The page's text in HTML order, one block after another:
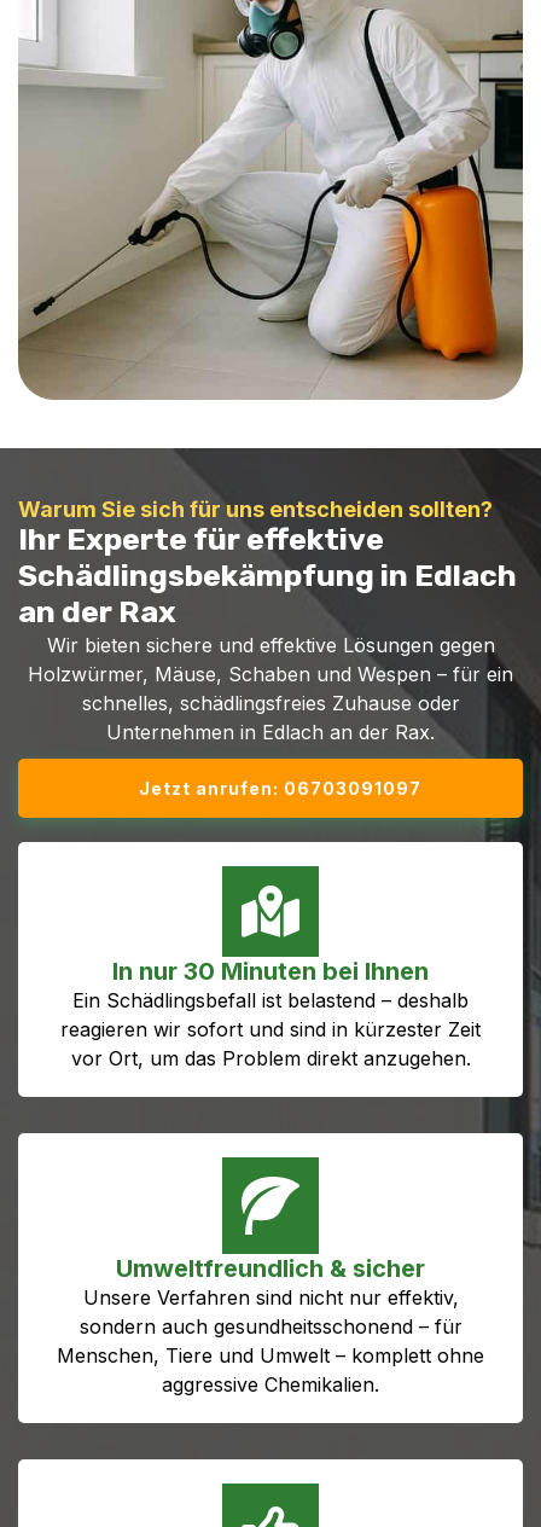
Warum Sie sich für uns entscheiden sollten?
Ihr Experte für effektive
Schädlingsbekämpfung in Edlach
an der Rax
Wir bieten sichere und effektive Lösungen gegen
Holzwürmer, Mäuse, Schaben und Wespen – für ein
schnelles, schädlingsfreies Zuhause oder
Unternehmen in Edlach an der Rax.
Jetzt anrufen: 06703091097
In nur 30 Minuten bei Ihnen
Ein Schädlingsbefall ist belastend – deshalb
reagieren wir sofort und sind in kürzester Zeit
vor Ort, um das Problem direkt anzugehen.
Umweltfreundlich & sicher
Unsere Verfahren sind nicht nur effektiv,
sondern auch gesundheitsschonend – für
Menschen, Tiere und Umwelt – komplett ohne
aggressive Chemikalien.